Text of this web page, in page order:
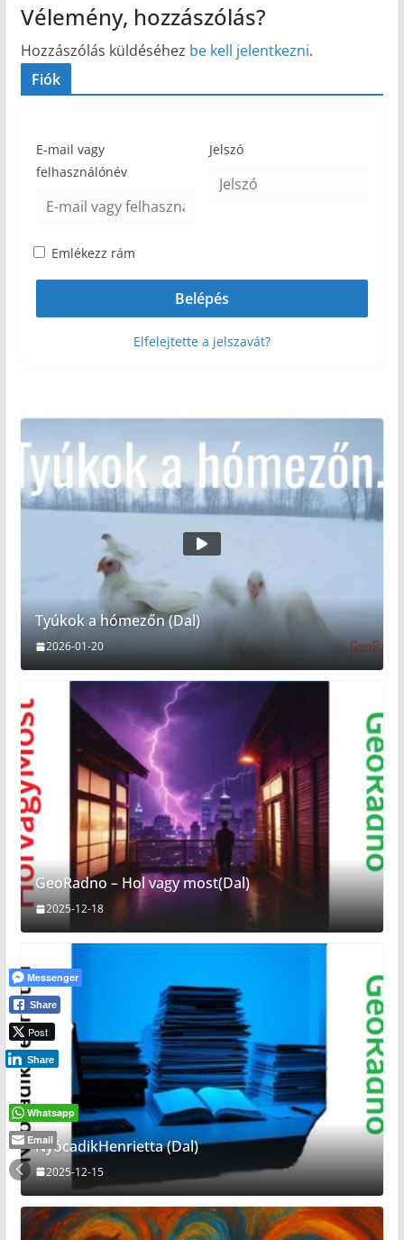
Vélemény, hozzászólás?
Hozzászólás küldéséhez be kell jelentkezni.
Fiók
E-mail vagy
felhasználónév
Jelszó
Emlékezz rám
Elfelejtette a jelszavát?
Tyúkok a hómezőn (Dal)
2026-01-20
GeoRadno – Hol vagy most(Dal)
2025-12-18
NyócadikHenrietta (Dal)
2025-12-15
Messenger
Share
Post
Share
Whatsapp
Email